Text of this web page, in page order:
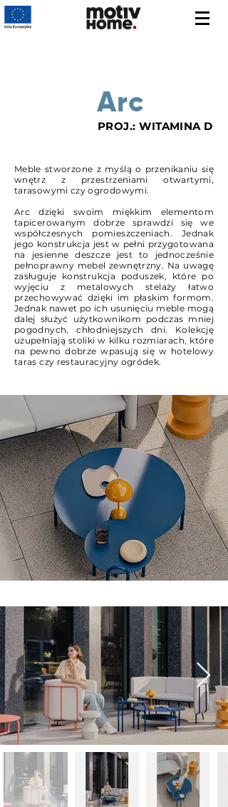
PROJ.: WITAMINA D
Arc
Meble stworzone z myślą o przenikaniu się
wnętrz z przestrzeniami otwartymi,
tarasowymi czy ogrodowymi.
Arc dzięki swoim miękkim elementom
tapicerowanym dobrze sprawdzi się we
współczesnych pomieszczeniach. Jednak
jego konstrukcja jest w pełni przygotowana
na jesienne deszcze jest to jednocześnie
pełnoprawny mebel zewnętrzny. Na uwagę
zasługuje konstrukcja poduszek, które po
wyjęciu z metalowych stelaży łatwo
przechowywać dzięki im płaskim formom.
Jednak nawet po ich usunięciu meble mogą
dalej służyć użytkownikom podczas mniej
pogodnych, chłodniejszych dni. Kolekcję
uzupełniają stoliki w kilku rozmiarach, które
na pewno dobrze wpasują się w hotelowy
taras czy restauracyjny ogródek.